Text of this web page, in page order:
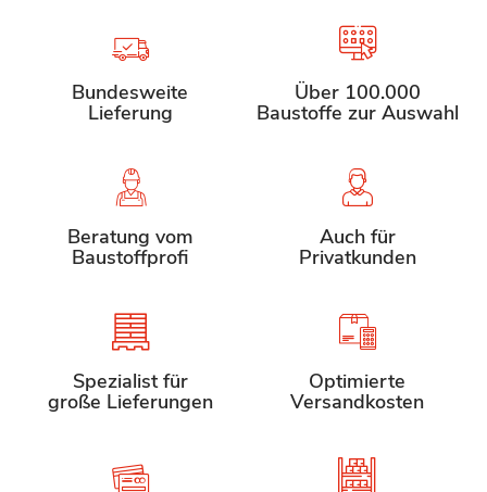
Bundesweite
Lieferung
Über 100.000
Baustoffe zur Auswahl
Beratung vom
Baustoffprofi
Auch für
Privatkunden
Spezialist für
große Lieferungen
Optimierte
Versandkosten